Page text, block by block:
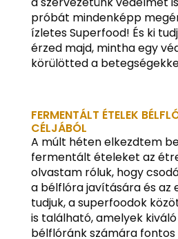
próbát mindenképp
ízletes Superfood! És ki
érzed majd, mintha egy
körülötted a
FERMENTÁLT ÉTELEK
CÉLJÁBÓL
A múlt héten elkezdtem
fermentált ételeket az
olvastam róluk, hogy
a bélflóra javítására és az
tudjuk, a superfoodok
is található, amelyek
bélflóránk számára fontos